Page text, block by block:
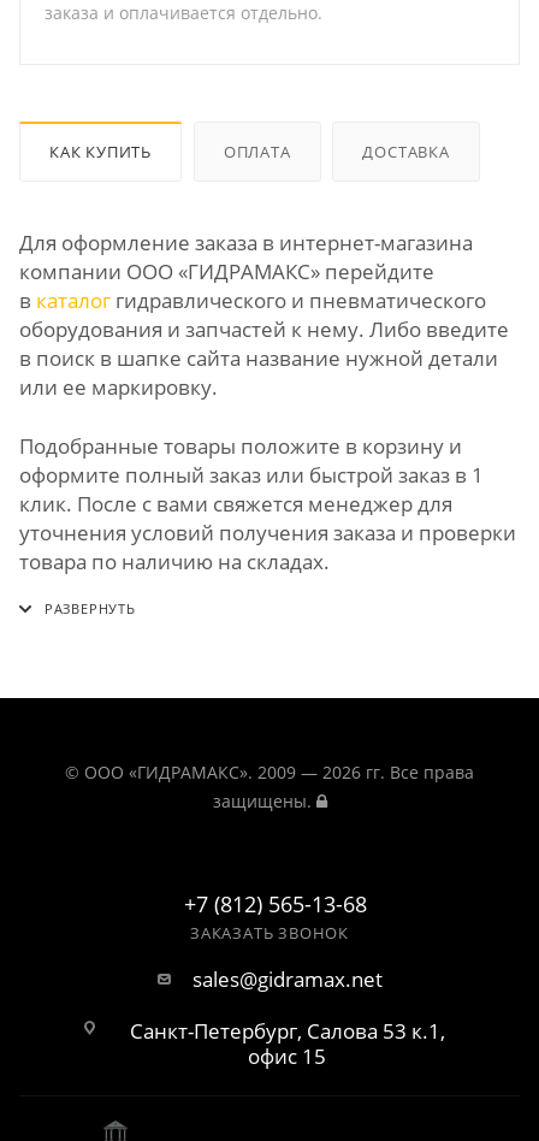
заказа и оплачивается отдельно.
КАК КУПИТЬ ОПЛАТА ДОСТАВКА
Для оформление заказа в интернет-магазина
компании ООО «ГИДРАМАКС» перейдите
в каталог гидравлического и пневматического
оборудования и запчастей к нему. Либо введите
в поиск в шапке сайта название нужной детали
или ее маркировку.
Подобранные товары положите в корзину и
оформите полный заказ или быстрой заказ в 1
клик. После с вами свяжется менеджер для
уточнения условий получения заказа и проверки
товара по наличию на складах.
© ООО «ГИДРАМАКС». 2009 — 2026 гг. Все права
защищены.
+7 (812) 565-13-68
ЗАКАЗАТЬ ЗВОНОК
sales@gidramax.net
Санкт-Петербург, Салова 53 к.1,
офис 15